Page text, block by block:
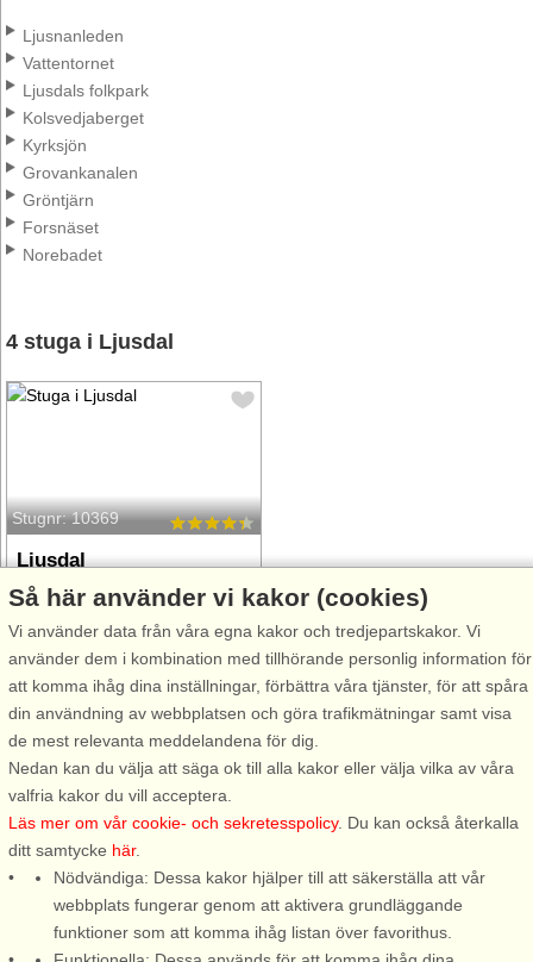
Ljusnanleden
Vattentornet
Ljusdals folkpark
Kolsvedjaberget
Kyrksjön
Grovankanalen
Gröntjärn
Forsnäset
Norebadet
4 stuga i Ljusdal
Stugnr: 10369
Ljusdal
6 personer, 69 m²
från 6.216 SEK
Ljusdal, upplev natur, kultur och gemenskap!
Ljusdal är en plats där skog, sjöar och öppna landskap möts och
skapar rum för både äventyr och ro. Här bildar kulturevenemang och
lokala traditioner en unik atmosfär att uppleva. Utforska den vackra
naturen, perfekt för vandring och fiske. På vintern erbjuder området
skidåkning och andra vinteraktiviteter för hela familjen. Sommaren
Så här använder vi kakor (cookies)
Vi använder data från våra egna kakor och tredjepartskakor. Vi
använder dem i kombination med tillhörande personlig information för
att komma ihåg dina inställningar, förbättra våra tjänster, för att spåra
din användning av webbplatsen och göra trafikmätningar samt visa
de mest relevanta meddelandena för dig.
Nedan kan du välja att säga ok till alla kakor eller välja vilka av våra
valfria kakor du vill acceptera.
Läs mer om vår cookie- och sekretesspolicy. Du kan också återkalla
ditt samtycke här.
Nödvändiga: Dessa kakor hjälper till att säkerställa att vår
webbplats fungerar genom att aktivera grundläggande
funktioner som att komma ihåg listan över favorithus.